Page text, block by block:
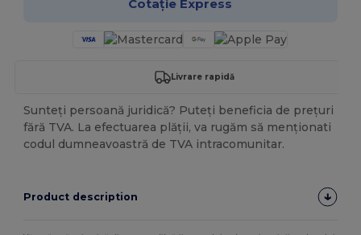
Cotație Express
Livrare rapidă
Sunteți persoană juridică? Puteți beneficia de prețuri
fără TVA. La efectuarea plății, va rugăm să menționati
codul dumneavoastră de TVA intracomunitar.
Product description